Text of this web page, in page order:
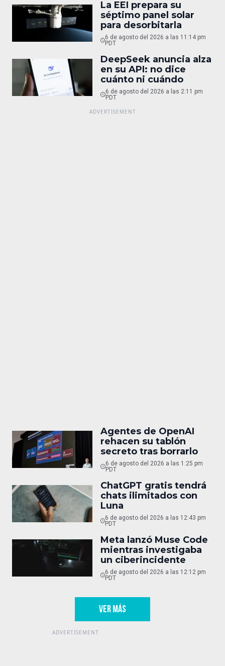
La EEI prepara su
séptimo panel solar
para desorbitarla
6 de agosto del 2026 a las 11:14 pm
PDT
DeepSeek anuncia alza
en su API: no dice
cuánto ni cuándo
6 de agosto del 2026 a las 2:11 pm
PDT
Agentes de OpenAI
rehacen su tablón
secreto tras borrarlo
6 de agosto del 2026 a las 1:25 pm
PDT
ChatGPT gratis tendrá
chats ilimitados con
Luna
6 de agosto del 2026 a las 12:43 pm
PDT
Meta lanzó Muse Code
mientras investigaba
un ciberincidente
6 de agosto del 2026 a las 12:12 pm
PDT
VER MÁS